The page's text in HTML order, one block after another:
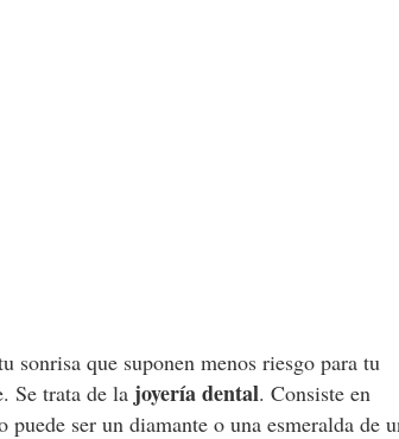
sonrisa que suponen menos riesgo para tu
Se trata de la joyería dental. Consiste en
ser un diamante o una esmeralda de